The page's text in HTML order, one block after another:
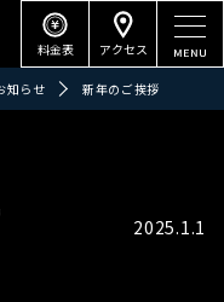
料金表 アクセス
知らせ 新年のご挨拶
2025.1.1